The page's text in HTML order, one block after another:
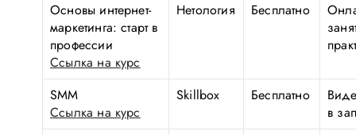
Основы интернет-
маркетинга: старт в
профессии
Ссылка на курс
Нетология Бесплатно
SMM
Ссылка на курс
Skillbox Бесплатно
в